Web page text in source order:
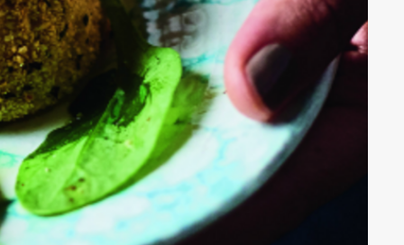
Гарантия
Почему выбирают нас
Изменить